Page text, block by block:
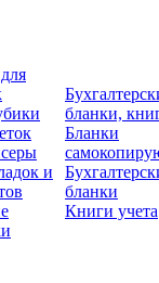
и
бланки,
Бланки
бланки
Книги учета